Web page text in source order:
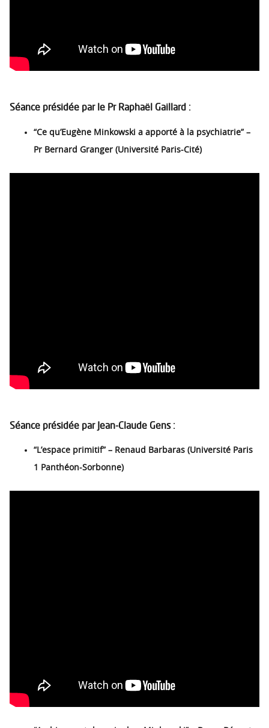
Séance présidée par le Pr Raphaël Gaillard :
“Ce qu’Eugène Minkowski a apporté à la psychiatrie” –
Pr Bernard Granger (Université Paris-Cité)
Séance présidée par Jean-Claude Gens :
“L’espace primitif” – Renaud Barbaras (Université Paris
1 Panthéon-Sorbonne)